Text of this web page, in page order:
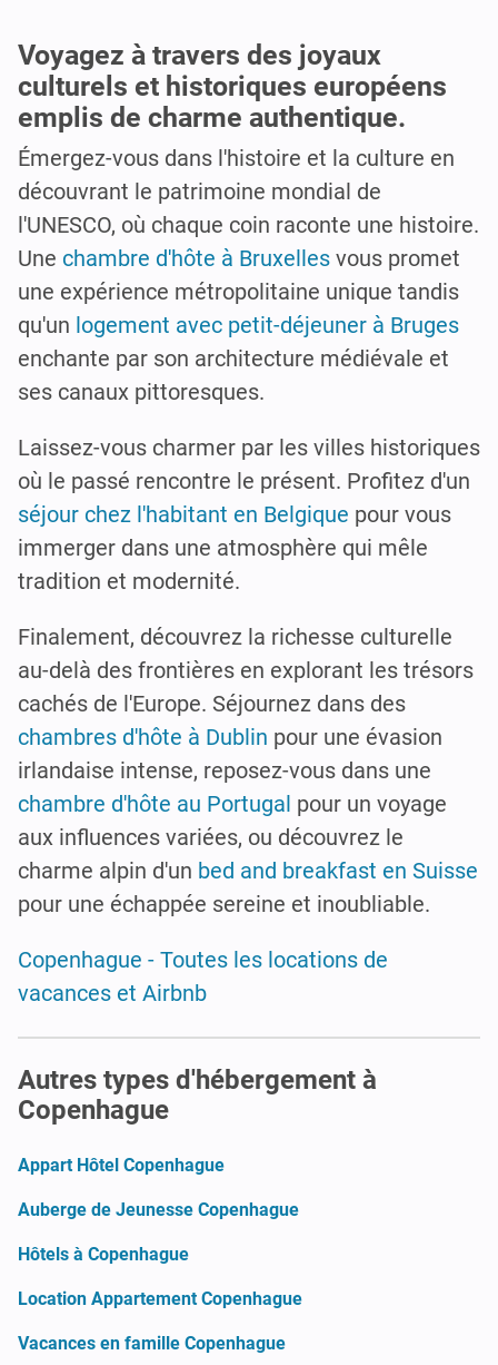
Voyagez à travers des joyaux
culturels et historiques européens
emplis de charme authentique.
Émergez-vous dans l'histoire et la culture en
découvrant le patrimoine mondial de
l'UNESCO, où chaque coin raconte une histoire.
Une chambre d'hôte à Bruxelles vous promet
une expérience métropolitaine unique tandis
qu'un logement avec petit-déjeuner à Bruges
enchante par son architecture médiévale et
ses canaux pittoresques.
Laissez-vous charmer par les villes historiques
où le passé rencontre le présent. Profitez d'un
séjour chez l'habitant en Belgique pour vous
immerger dans une atmosphère qui mêle
tradition et modernité.
Finalement, découvrez la richesse culturelle
au-delà des frontières en explorant les trésors
cachés de l'Europe. Séjournez dans des
chambres d'hôte à Dublin pour une évasion
irlandaise intense, reposez-vous dans une
chambre d'hôte au Portugal pour un voyage
aux influences variées, ou découvrez le
charme alpin d'un bed and breakfast en Suisse
pour une échappée sereine et inoubliable.
Copenhague - Toutes les locations de
vacances et Airbnb
Autres types d'hébergement à
Copenhague
Appart Hôtel Copenhague
Auberge de Jeunesse Copenhague
Hôtels à Copenhague
Location Appartement Copenhague
Vacances en famille Copenhague